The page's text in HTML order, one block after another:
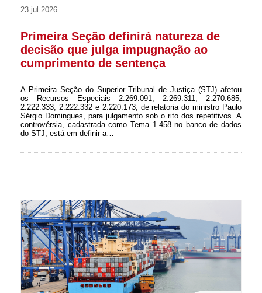
23 jul 2026
Primeira Seção definirá natureza de
decisão que julga impugnação ao
cumprimento de sentença
A Primeira Seção do Superior Tribunal de Justiça (STJ) afetou
os Recursos Especiais 2.269.091, 2.269.311, 2.270.685,
2.222.333, 2.222.332 e 2.220.173, de relatoria do ministro Paulo
Sérgio Domingues, para julgamento sob o rito dos repetitivos. A
controvérsia, cadastrada como Tema 1.458 no banco de dados
do STJ, está em definir a…